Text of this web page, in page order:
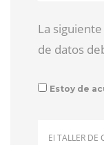
La
de datos
Estoy de
El TALLER